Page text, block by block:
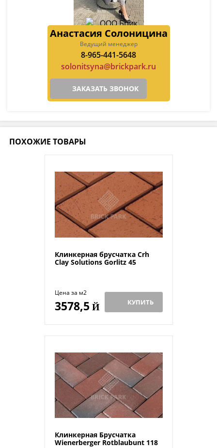
Анастасия Солоницина
Ведущий менеджер
8-965-441-5648
solonitsyna@brickpark.ru
ЗАКАЗАТЬ ЗВОНОК
ПОХОЖИЕ ТОВАРЫ
Клинкерная брусчатка Crh
Clay Solutions Gorlitz 45
Цена за м2
3578,5 Й КУПИТЬ
Клинкерная Брусчатка
Wienerberger Rotblaubunt 118